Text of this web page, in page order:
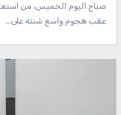
صباح اليوم الخميس، من
عقب هجوم واسع شنته على…